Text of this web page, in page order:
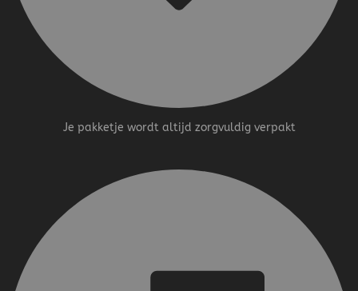
Je pakketje wordt altijd zorgvuldig verpakt